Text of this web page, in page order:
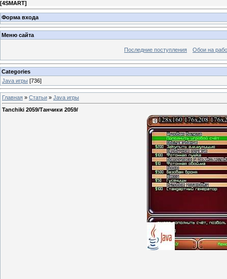
[4SMART]
Форма входа
Меню сайта
Последние поступления Обои на
Categories
Java игры [736]
Главная » Статьи » Java игры
Tanchiki 2059/Танчики 2059/